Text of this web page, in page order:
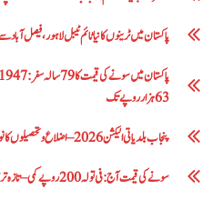
پاکستان میں ٹرینوں کا نیا ٹائم ٹیبل لاہور، فیصل آباد
63 ہزار روپے تک
پنجاب بلدیاتی الیکشن 2026 – اضلاع و تحصیلوں کا نوٹیفکیشن، مکمل الیکشن تیاریاں عروج پر
سونے کی قیمت آج: فی تولہ 200 روپے کمی – تازہ ترین ریٹ 2025